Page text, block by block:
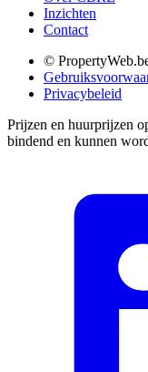
Inzichten
Contact
©
Privacybeleid
Prijzen en huurprijzen
bindend en kunnen